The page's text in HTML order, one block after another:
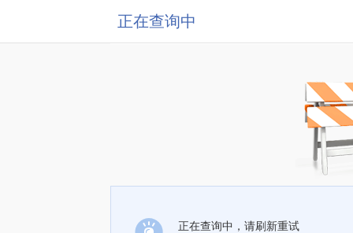
正在查询中
正在查询中，请刷新重试